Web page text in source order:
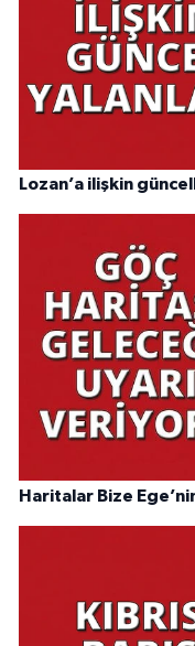
Lozan’a ilişkin
Haritalar Bize